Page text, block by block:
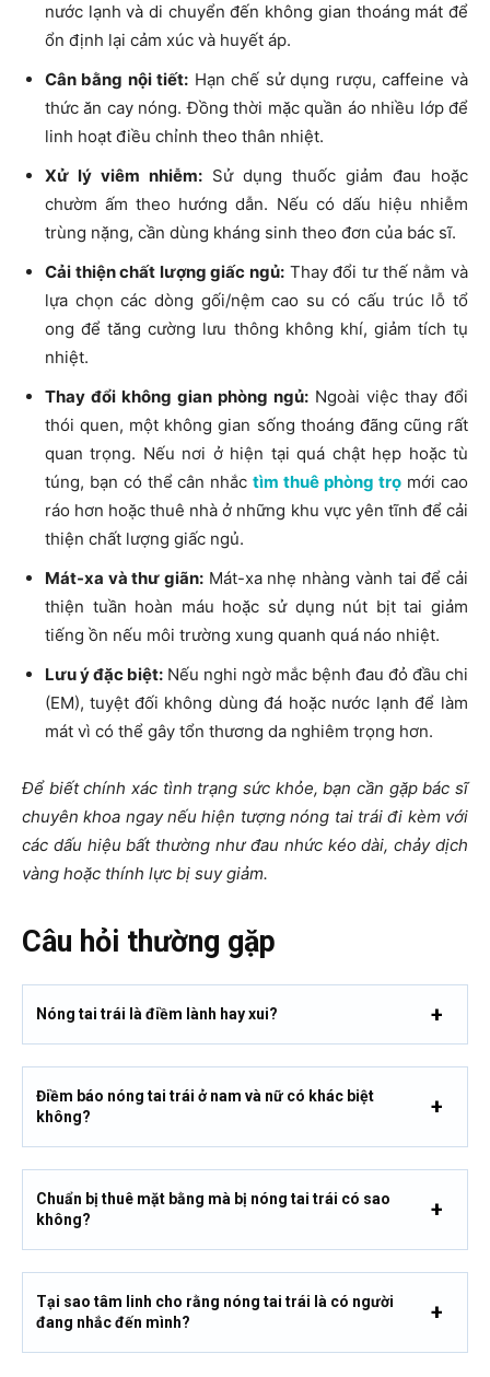
nước lạnh và di chuyển đến không gian thoáng mát để
ổn định lại cảm xúc và huyết áp.
Cân bằng nội tiết: Hạn chế sử dụng rượu, caffeine và
thức ăn cay nóng. Đồng thời mặc quần áo nhiều lớp để
linh hoạt điều chỉnh theo thân nhiệt.
Xử lý viêm nhiễm: Sử dụng thuốc giảm đau hoặc
chườm ấm theo hướng dẫn. Nếu có dấu hiệu nhiễm
trùng nặng, cần dùng kháng sinh theo đơn của bác sĩ.
Cải thiện chất lượng giấc ngủ: Thay đổi tư thế nằm và
lựa chọn các dòng gối/nệm cao su có cấu trúc lỗ tổ
ong để tăng cường lưu thông không khí, giảm tích tụ
nhiệt.
Thay đổi không gian phòng ngủ: Ngoài việc thay đổi
thói quen, một không gian sống thoáng đãng cũng rất
quan trọng. Nếu nơi ở hiện tại quá chật hẹp hoặc tù
túng, bạn có thể cân nhắc tìm thuê phòng trọ mới cao
ráo hơn hoặc thuê nhà ở những khu vực yên tĩnh để cải
thiện chất lượng giấc ngủ.
Mát-xa và thư giãn: Mát-xa nhẹ nhàng vành tai để cải
thiện tuần hoàn máu hoặc sử dụng nút bịt tai giảm
tiếng ồn nếu môi trường xung quanh quá náo nhiệt.
Lưu ý đặc biệt: Nếu nghi ngờ mắc bệnh đau đỏ đầu chi
(EM), tuyệt đối không dùng đá hoặc nước lạnh để làm
mát vì có thể gây tổn thương da nghiêm trọng hơn.
Để biết chính xác tình trạng sức khỏe, bạn cần gặp bác sĩ
chuyên khoa ngay nếu hiện tượng nóng tai trái đi kèm với
các dấu hiệu bất thường như đau nhức kéo dài, chảy dịch
vàng hoặc thính lực bị suy giảm.
Câu hỏi thường gặp
Nóng tai trái là điềm lành hay xui?
Điềm báo nóng tai trái ở nam và nữ có khác biệt
không?
Chuẩn bị thuê mặt bằng mà bị nóng tai trái có sao
không?
Tại sao tâm linh cho rằng nóng tai trái là có người
đang nhắc đến mình?